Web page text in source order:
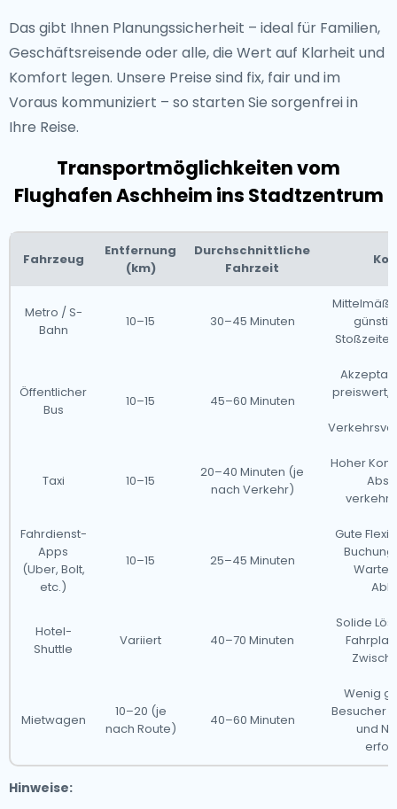
Das gibt Ihnen Planungssicherheit – ideal für Familien,
Geschäftsreisende oder alle, die Wert auf Klarheit und
Komfort legen. Unsere Preise sind fix, fair und im
Voraus kommuniziert – so starten Sie sorgenfrei in
Ihre Reise.
Transportmöglichkeiten vom
Flughafen Aschheim ins Stadtzentrum
Fahrzeug
Entfernung
(km)
Durchschnittliche
Fahrzeit
Metro / S-
Bahn
10–15 30–45 Minuten
Öffentlicher
Bus
10–15 45–60 Minuten
preiswert,
Taxi 10–15
20–40 Minuten (je
nach Verkehr)
Hoher
Fahrdienst-
Apps
(Uber, Bolt,
etc.)
10–15 25–45 Minuten
Gute
Hotel-
Shuttle
Variiert 40–70 Minuten
Solide
Mietwagen
10–20 (je
nach Route)
40–60 Minuten
Wenig
Besucher
und
Hinweise: